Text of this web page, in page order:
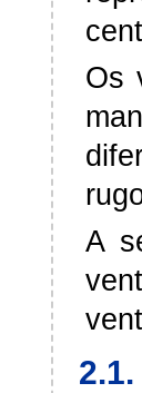
Os
A
2.1.